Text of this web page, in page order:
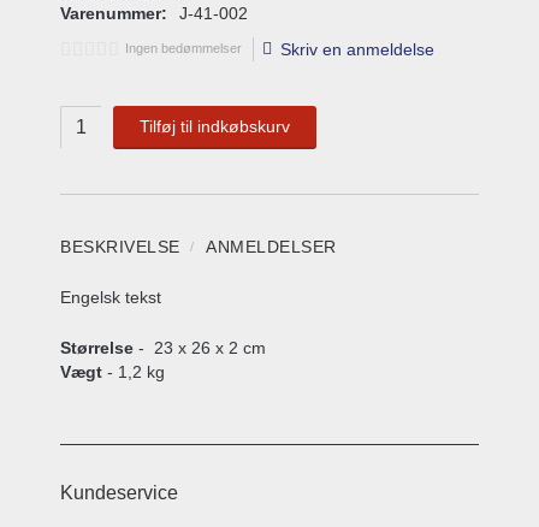
Varenummer:
J-41-002
Ingen bedømmelser Skriv en anmeldelse
Tilføj til indkøbskurv
BESKRIVELSE ANMELDELSER
Engelsk tekst
Størrelse - 23 x 26 x 2 cm
Vægt - 1,2 kg
Kundeservice